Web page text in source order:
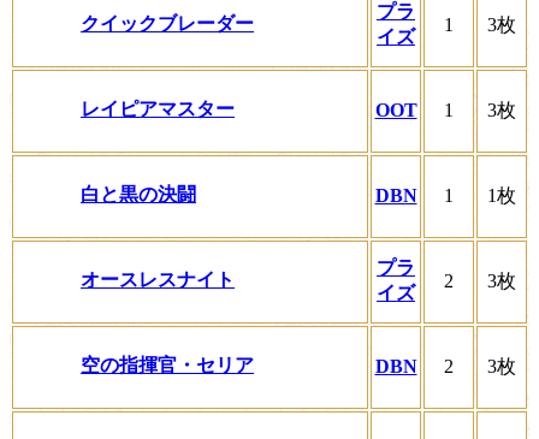
クイックブレーダー
プラ
イズ
1 3枚
レイピアマスター OOT 1 3枚
白と黒の決闘 DBN 1 1枚
オースレスナイト
プラ
イズ
2 3枚
空の指揮官・セリア DBN 2 3枚